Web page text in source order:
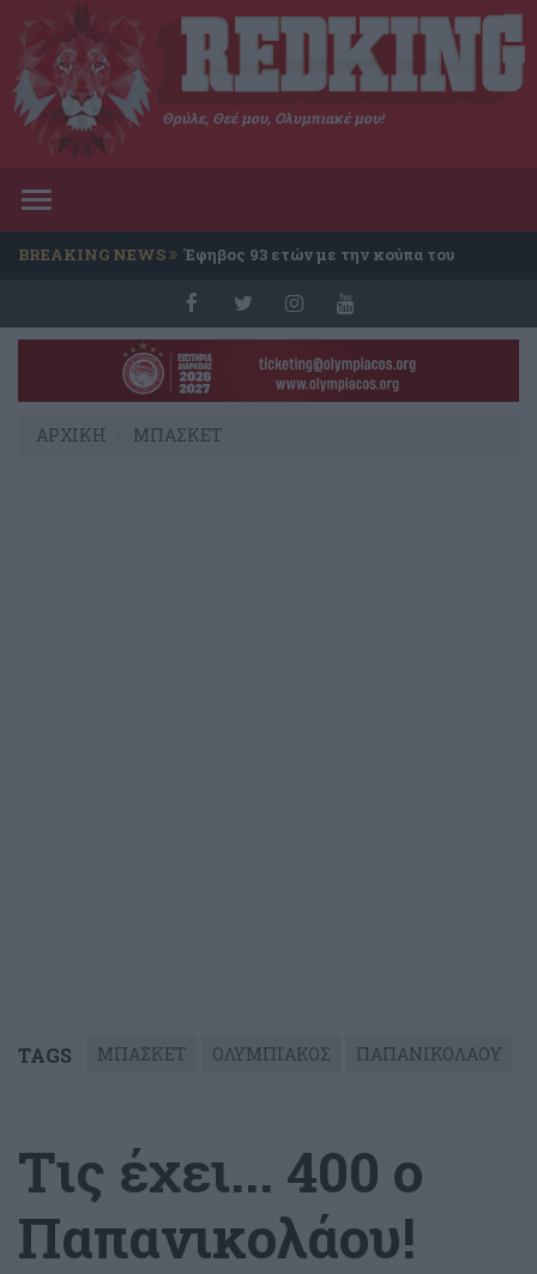
Θρύλε, Θεέ μου, Ολυμπιακέ μου!
Toggle
BREAKING NEWS Έφηβος 93 ετών με την κούπα του
ΑΡΧΙΚΗ ΜΠΑΣΚΕΤ
TAGS ΜΠΑΣΚΕΤ ΟΛΥΜΠΙΑΚΟΣ ΠΑΠΑΝΙΚΟΛΑΟΥ
Tις έχει... 400 ο
Παπανικολάου!